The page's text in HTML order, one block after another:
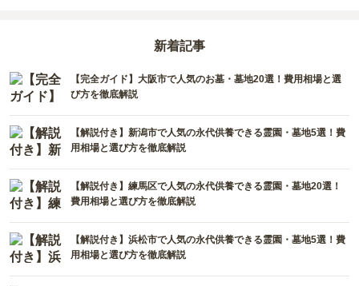
新着記事
【完全ガイド】大阪市で人気のお墓・墓地20選！費用相場と選
び方を徹底解説
【解説付き】新潟市で人気の永代供養できる霊園・墓地5選！費
用相場と選び方を徹底解説
【解説付き】練馬区で人気の永代供養できる霊園・墓地20選！
費用相場と選び方を徹底解説
【解説付き】浜松市で人気の永代供養できる霊園・墓地5選！費
用相場と選び方を徹底解説